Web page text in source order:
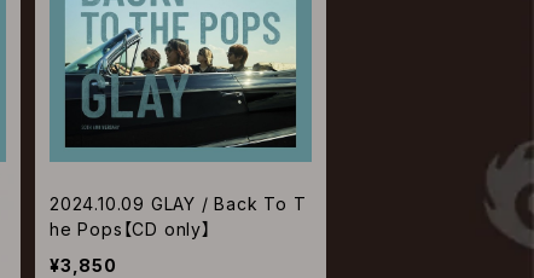
2024.10.09 GLAY / Back To T
he Pops【CD only】
¥3,850